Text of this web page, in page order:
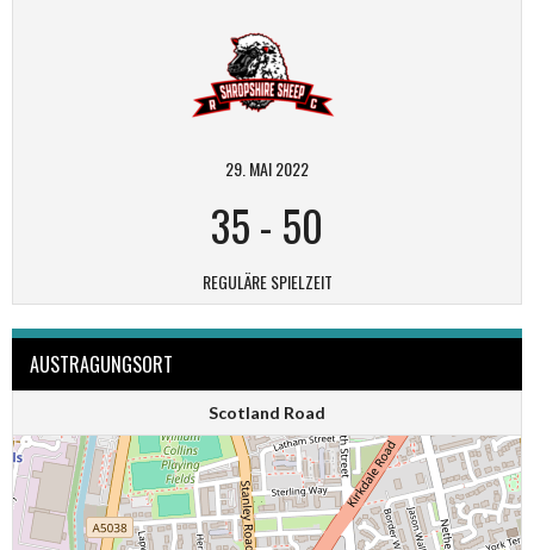
29. MAI 2022
35- 50
REGULÄRE SPIELZEIT
AUSTRAGUNGSORT
Scotland Road